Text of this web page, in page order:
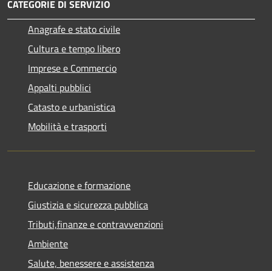
CATEGORIE DI SERVIZIO
Anagrafe e stato civile
Cultura e tempo libero
Imprese e Commercio
Appalti pubblici
Catasto e urbanistica
Mobilità e trasporti
Educazione e formazione
Giustizia e sicurezza pubblica
Tributi,finanze e contravvenzioni
Ambiente
Salute, benessere e assistenza